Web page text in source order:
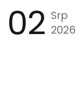
02 Srp
2026